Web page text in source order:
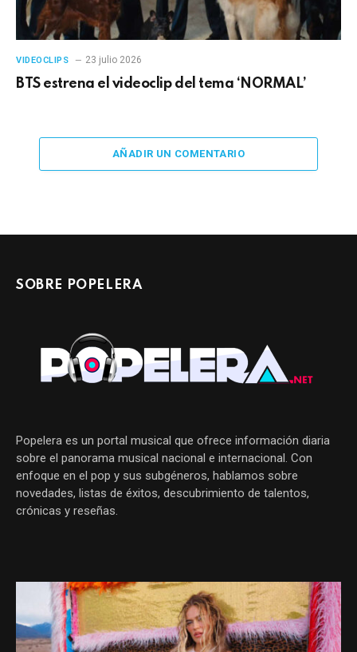
VIDEOCLIPS 23 julio 2026
BTS estrena el videoclip del tema ‘NORMAL’
AÑADIR UN COMENTARIO
SOBRE POPELERA
Popelera es un portal musical que ofrece información diaria
sobre el panorama musical nacional e internacional. Con
enfoque en el pop y sus subgéneros, hablamos sobre
novedades, listas de éxitos, descubrimiento de talentos,
crónicas y reseñas.